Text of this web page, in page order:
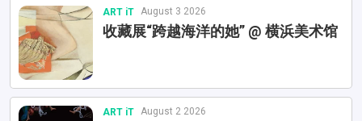
ART iT August 3 2026
收藏展“跨越海洋的她” @ 横浜美术馆
ART iT August 2 2026